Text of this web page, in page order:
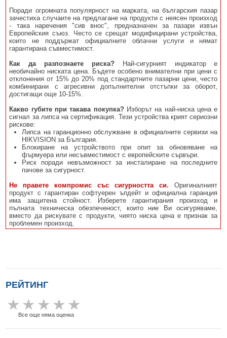
Поради огромната популярност на марката, на българския пазар
зачестиха случаите на предлагане на продукти с неясен произход
- така наречения "сив внос", предназначен за пазари извън
Европейския съюз. Често се срещат модифицирани устройства,
които не поддържат официалните облачни услуги и нямат
гарантирана съвместимост.
Как да разпознаете риска?Най-сигурният индикатор е
необичайно ниската цена. Бъдете особено внимателни при цени с
отклонения от 15% до 20% под стандартните пазарни цени, често
комбинирани с агресивни допълнителни отстъпки за оборот,
достигащи още 10-15%.
Какво губите при такава покупка?Изборът на най-ниска цена е
сигнал за липса на сертификация. Тези устройства крият сериозни
рискове:
Липса на гаранционно обслужване в официалните сервизи на
HIKVISION за България.
Блокиране на устройството при опит за обновяване на
фърмуера или несъвместимост с европейските сървъри.
Риск поради невъзможност за инсталиране на последните
пачове за сигурност.
Не правете компромис със сигурността си. Оригиналният
продукт с гарантиран софтуерен ъпдейт и официална гаранция
има защитена стойност. Изберете гарантирания произход и
пълната техническа обезпеченост, които ние Ви осигуряваме,
вместо да рискувате с продукти, чиято ниска цена е признак за
проблемен произход.
РЕЙТИНГ
Все още няма оценка